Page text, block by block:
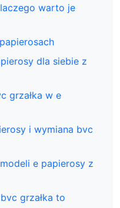
warto je
dla siebie z
grzałka w e
i wymiana bvc
e papierosy z
grzałka to